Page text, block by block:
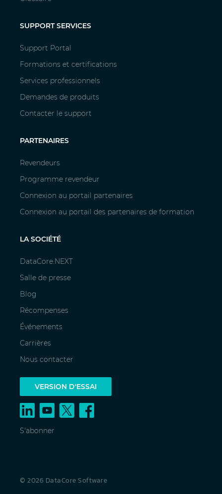
SUPPORT SERVICES
Support Portal
Formations et certifications
Services professionnels
Demandes de produits
Contacter le support
PARTENAIRES
Revendeurs
Programme revendeur
Connexion au portail partenaires
Connexion au portail des partenaires de formation
LA SOCIÉTÉ
DataCore.NEXT
Salle de presse
Blog
Récompenses
Événements
Carrières
Nous contacter
VERSION D'ESSAI
S'abonner
© 2026 DataCore Software